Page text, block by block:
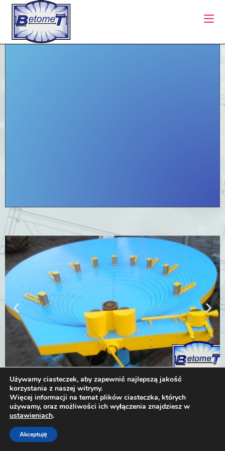
Zwijarka do prętów
Stalowa konstrukcja zwijarki przystosowana do zwijania
precyzyjnych kółek z drutu zbrojeniowego max. Ø 12
bezpośrednio ze szpuli oraz płaskowniki o max. grubości
5mm wysokość i grubości 200 mm (manscheta). Napęd
zwijarki odbywa się poprzez rolki napędzane za pomocą
przekładni z silnikiem elektrycznym 2,2 kW.
Używamy ciasteczek, aby zapewnić najlepszą jakość
korzystania z naszej witryny.
Więcej informacji na temat plików ciasteczka, których
używamy, oraz możliwości ich wyłączenia znajdziesz w
ustawieniach.
Akceptuję